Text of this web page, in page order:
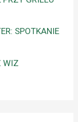
SPOTKANIE
WIZ